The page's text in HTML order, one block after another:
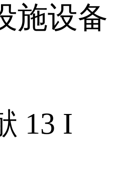
施设备
13 I